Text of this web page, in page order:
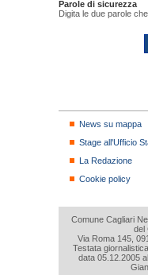
Parole di sicurezza
Digita le due parole
News su mappa
Stage all'Ufficio
La Redazione
Cookie policy
Comune Cagliari
del
Via Roma 145,
Testata
data 05.12.2005